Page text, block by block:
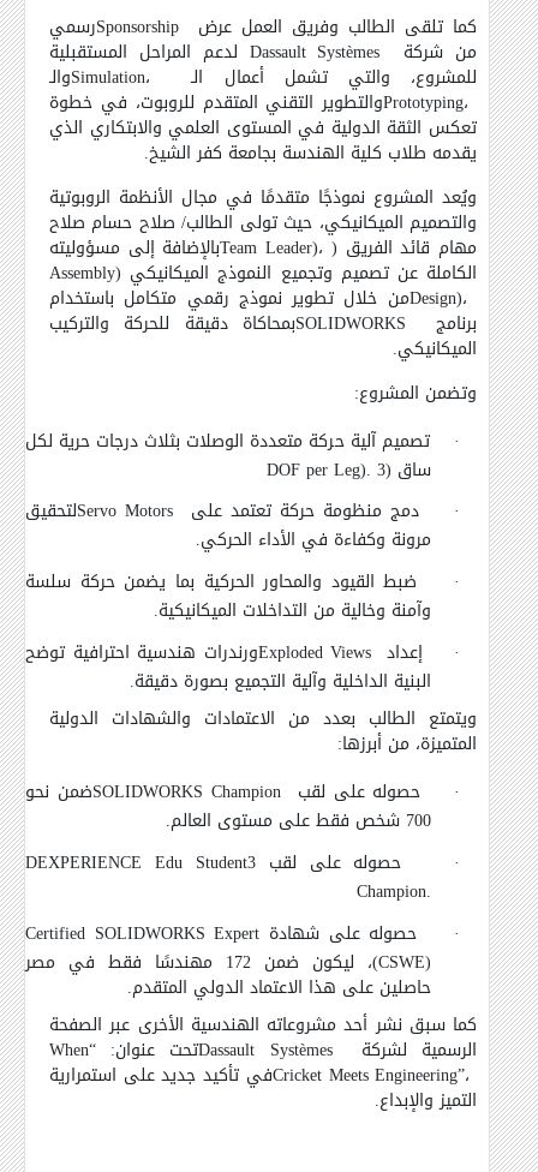
كما تلقى الطالب وفريق العمل عرض
Sponsorshipرسمي
من شركة Dassault Systèmes لدعم المراحل المستقبلية
للمشروع، والتي تشمل أعمال الـ Simulation،والـ
Prototyping،والتطوير التقني المتقدم للروبوت، في خطوة
تعكس الثقة الدولية في المستوى العلمي والابتكاري الذي
يقدمه طلاب كلية الهندسة بجامعة كفر الشيخ.
ويُعد المشروع نموذجًا متقدمًا في مجال الأنظمة الروبوتية
والتصميم الميكانيكي، حيث تولى الطالب/ صلاح حسام صلاح
مهام قائد الفريق ( Team Leader)،بالإضافة إلى مسؤوليته
الكاملة عن تصميم وتجميع النموذج الميكانيكي (Assembly
Design)،من خلال تطوير نموذج رقمي متكامل باستخدام
برنامج SOLIDWORKSبمحاكاة دقيقة للحركة والتركيب
الميكانيكي.
وتضمن المشروع:
·
تصميم آلية حركة متعددة الوصلات بثلاث درجات حرية لكل
ساق (3 DOF per Leg).
·
دمج منظومة حركة تعتمد على Servo Motorsلتحقيق
مرونة وكفاءة في الأداء الحركي.
·
ضبط القيود والمحاور الحركية بما يضمن حركة سلسة
وآمنة وخالية من التداخلات الميكانيكية.
·
إعداد Exploded Viewsورندرات هندسية احترافية توضح
البنية الداخلية وآلية التجميع بصورة دقيقة.
ويتمتع الطالب بعدد من الاعتمادات والشهادات الدولية
المتميزة، من أبرزها:
·
حصوله على لقب SOLIDWORKS Championضمن نحو
700 شخص فقط على مستوى العالم.
·
حصوله على لقب 3 DEXPERIENCE Edu Student
Champion.
·
حصوله على شهادة Certified SOLIDWORKS Expert
(CSWE)، ليكون ضمن 172 مهندسًا فقط في مصر
حاصلين على هذا الاعتماد الدولي المتقدم.
كما سبق نشر أحد مشروعاته الهندسية الأخرى عبر الصفحة
الرسمية لشركة Dassault Systèmesتحت عنوان: “When
Cricket Meets Engineering”،في تأكيد جديد على استمرارية
التميز والإبداع.